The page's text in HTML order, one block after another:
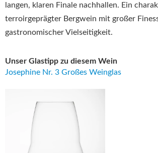
langen, klaren Finale nachhallen. Ein
terroirgeprägter Bergwein mit großer
gastronomischer Vielseitigkeit.
Unser Glastipp zu diesem Wein
Josephine Nr. 3 Großes Weinglas